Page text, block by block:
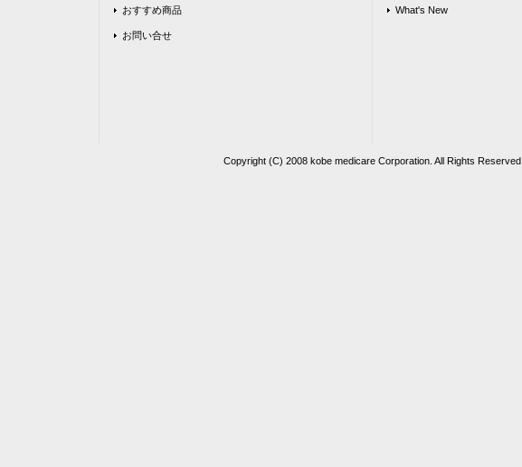
おすすめ商品
お問い合せ
What's New
Copyright (C) 2008 kobe medicare Corporation. All Rights Reserved